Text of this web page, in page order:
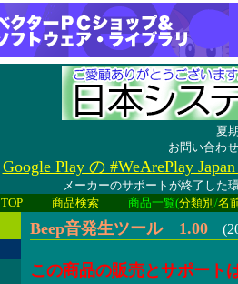
夏
お問い合わ
Google Play の #WeArePlay
メーカーのサポートが終了した
TOP
商品検索 商品一覧(分類別 /名
Beep音発生ツール 1.00
この商品の販売とサポート